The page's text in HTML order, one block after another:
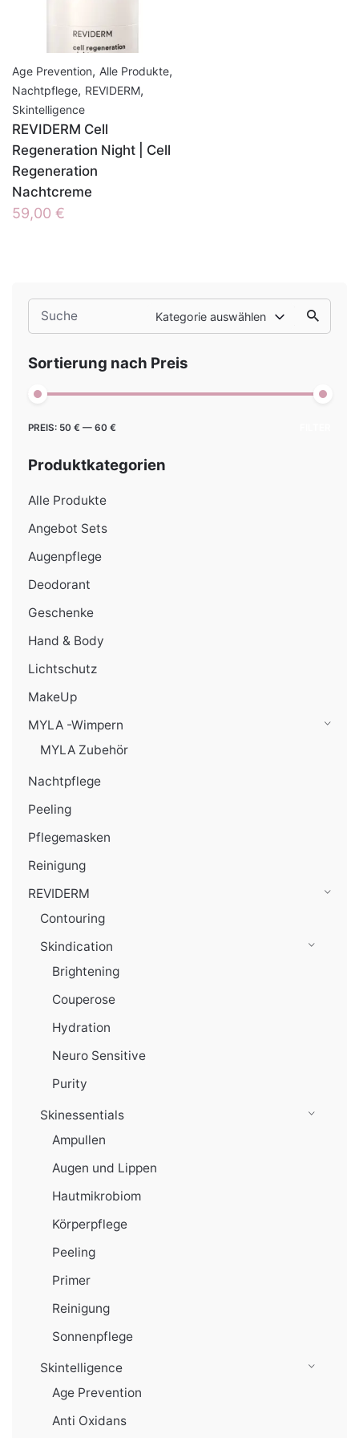
Search
for
Kategorie auswählen
Sortierung nach Preis
Min.
Max.
PREIS: 50 € — 60 €
Produktkategorien
Alle Produkte
Angebot Sets
Augenpflege
Deodorant
Geschenke
Hand & Body
Lichtschutz
MakeUp
MYLA -Wimpern
MYLA Zubehör
Nachtpflege
Peeling
Pflegemasken
Reinigung
REVIDERM
Contouring
Skindication
Brightening
Couperose
Hydration
Neuro Sensitive
Purity
Skinessentials
Ampullen
Augen und Lippen
Hautmikrobiom
Körperpflege
Peeling
Primer
Reinigung
Sonnenpflege
Skintelligence
Age Prevention
Anti Oxidans
Age Prevention, Alle Produkte,
Nachtpflege, REVIDERM,
Skintelligence
REVIDERM Cell
Regeneration Night | Cell
Regeneration
Nachtcreme
59,00 €